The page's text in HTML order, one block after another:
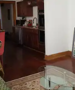
Nous sommes là
nous sommes
de laisser l'invité